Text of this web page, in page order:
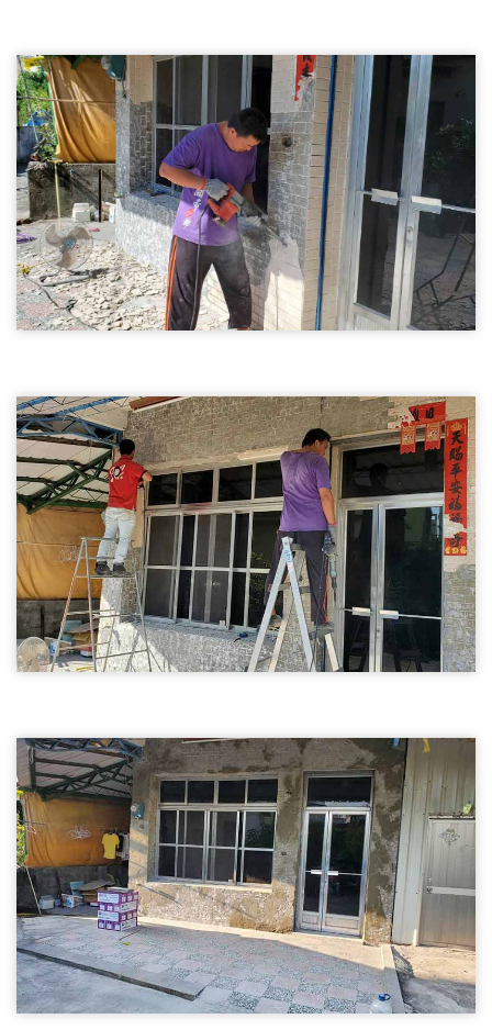
新竹裝潢拆除-拆除地磚
裝潢拆除
新竹裝潢拆除-磁磚打除
裝潢拆除
新竹裝潢拆除-磁磚打除
裝潢拆除